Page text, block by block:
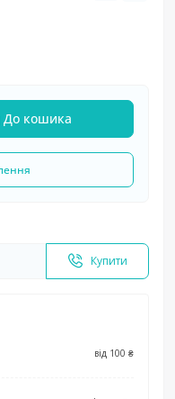
До кошика
Купити
від 100 ₴